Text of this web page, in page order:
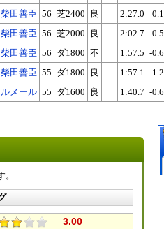
柴田善臣 56 芝2400 良 2:27.0 0.1
柴田善臣 56 芝2000 良 2:02.7 0.5
柴田善臣 56 ダ1800 不 1:57.5 -0.6
柴田善臣 55 ダ1800 良 1:57.1 1.2
ルメール 55 ダ1600 良 1:40.7 -0.6
3.00